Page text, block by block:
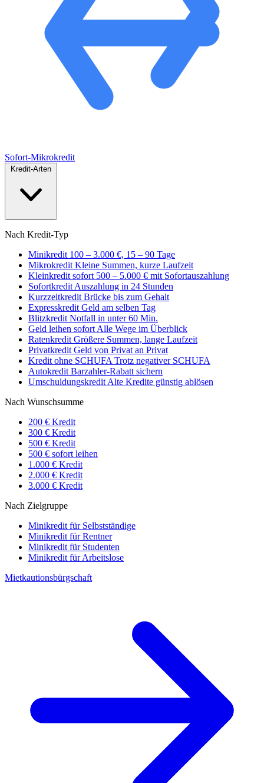
Sofort-Mikrokredit
Nach Kredit-Typ
Minikredit 100 – 3.000 €, 15 – 90 Tage
Mikrokredit Kleine Summen, kurze Laufzeit
Kleinkredit sofort 500 – 5.000 € mit Sofortauszahlung
Sofortkredit Auszahlung in 24 Stunden
Kurzzeitkredit Brücke bis zum Gehalt
Expresskredit Geld am selben Tag
Blitzkredit Notfall in unter 60 Min.
Geld leihen sofort Alle Wege im Überblick
Ratenkredit Größere Summen, lange Laufzeit
Privatkredit Geld von Privat an Privat
Kredit ohne SCHUFA Trotz negativer SCHUFA
Autokredit Barzahler-Rabatt sichern
Umschuldungskredit Alte Kredite günstig ablösen
Nach Wunschsumme
200 € Kredit
300 € Kredit
500 € Kredit
500 € sofort leihen
1.000 € Kredit
2.000 € Kredit
3.000 € Kredit
Nach Zielgruppe
Minikredit für Selbstständige
Minikredit für Rentner
Minikredit für Studenten
Minikredit für Arbeitslose
Mietkautionsbürgschaft